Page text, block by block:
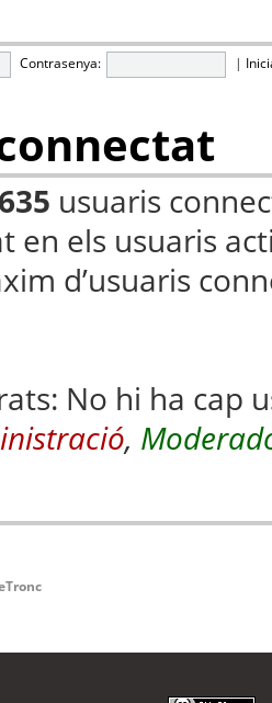
Contrasenya: |
635 usuaris
en els usuaris
d’usuaris
No hi ha cap
,